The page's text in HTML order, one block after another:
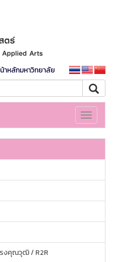
าหลักมหาวิทยาลัย
Toggle
งคุณวุฒิ / R2R